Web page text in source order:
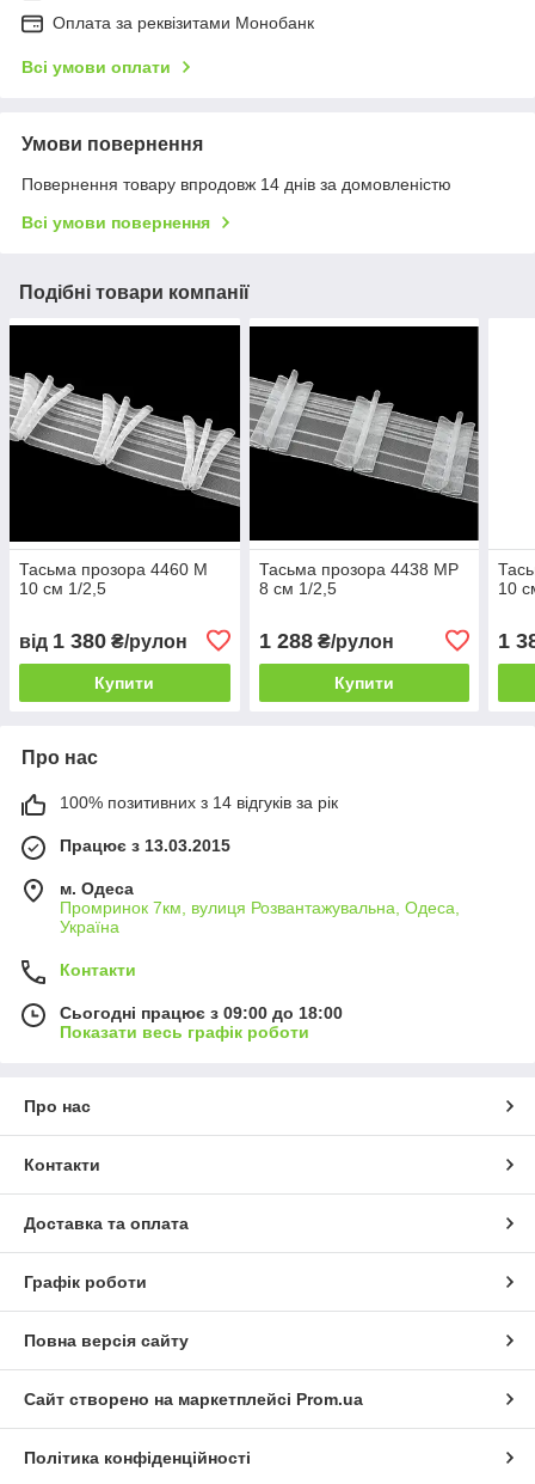
Оплата за реквізитами Монобанк
Всі умови оплати
Умови повернення
Повернення товару впродовж 14 днів за домовленістю
Всі умови повернення
Подібні товари компанії
Тасьма прозора 4460 М
10 см 1/2,5
від 1 380 ₴/рулон
Купити
Тасьма прозора 4438 МР
8 см 1/2,5
1 288₴/рулон
Купити
10
1
Про нас
100% позитивних з 14 відгуків за рік
Працює з 13.03.2015
м. Одеса
Промринок 7км, вулиця Розвантажувальна, Одеса,
Україна
Контакти
Сьогодні працює з 09:00 до 18:00
Показати весь графік роботи
Про нас
Контакти
Доставка та оплата
Графік роботи
Повна версія сайту
Сайт створено на маркетплейсі Prom.ua
Політика конфіденційності